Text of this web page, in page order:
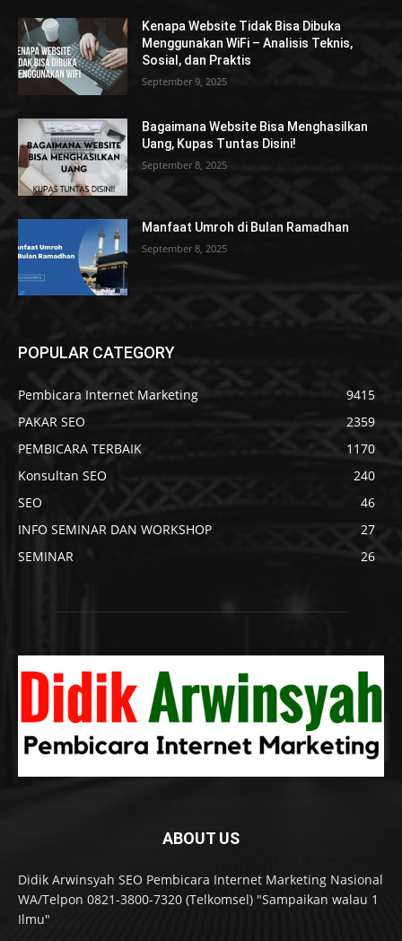
Kenapa Website Tidak Bisa Dibuka
Menggunakan WiFi – Analisis Teknis,
Sosial, dan Praktis
September 9, 2025
Bagaimana Website Bisa Menghasilkan
Uang, Kupas Tuntas Disini!
September 8, 2025
Manfaat Umroh di Bulan Ramadhan
September 8, 2025
POPULAR CATEGORY
Pembicara Internet Marketing
9415
PAKAR SEO
2359
PEMBICARA TERBAIK
1170
Konsultan SEO
240
SEO
46
INFO SEMINAR DAN WORKSHOP
27
SEMINAR
26
ABOUT US
Didik Arwinsyah SEO Pembicara Internet Marketing Nasional
WA/Telpon 0821-3800-7320 (Telkomsel) "Sampaikan walau 1
Ilmu"